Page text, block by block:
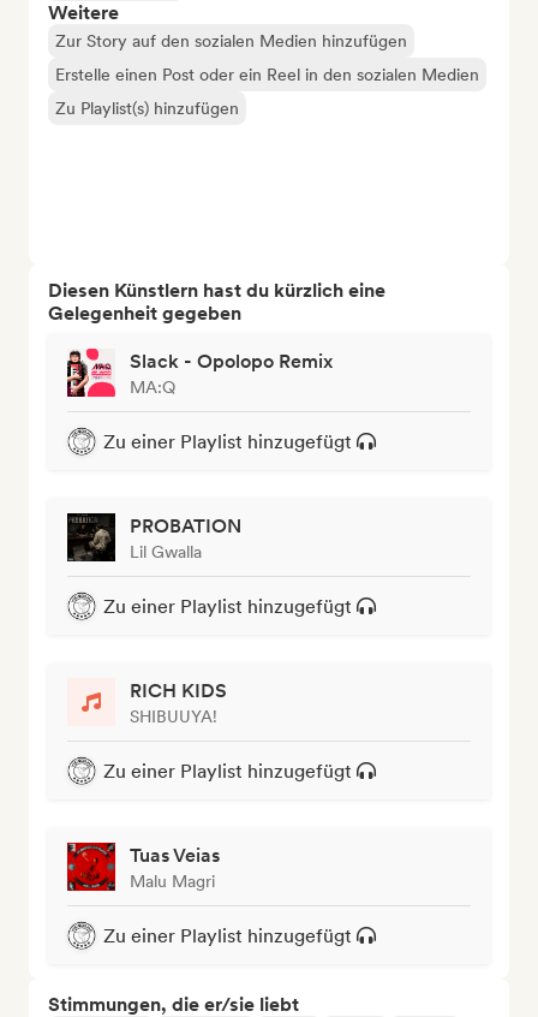
Weitere
Zur Story auf den sozialen Medien hinzufügen
Erstelle einen Post oder ein Reel in den sozialen Medien
Zu Playlist(s) hinzufügen
Diesen Künstlern hast du kürzlich eine
Gelegenheit gegeben
Slack - Opolopo Remix
MA:Q
Zu einer Playlist hinzugefügt
PROBATION
Lil Gwalla
Zu einer Playlist hinzugefügt
RICH KIDS
SHIBUUYA!
Zu einer Playlist hinzugefügt
Tuas Veias
Malu Magri
Zu einer Playlist hinzugefügt
Stimmungen, die er/sie liebt